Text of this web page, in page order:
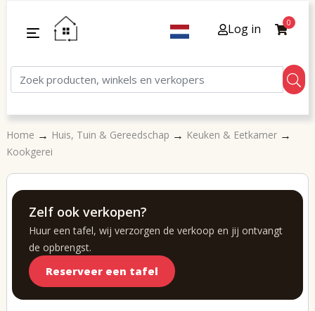
Log in 0
Home → Huis, Tuin & Gereedschap → Keuken & Eetkamer →
Kookgerei
Zelf ook verkopen?
Huur een tafel, wij verzorgen de verkoop en jij ontvangt
de opbrengst.
Reserveer een tafel